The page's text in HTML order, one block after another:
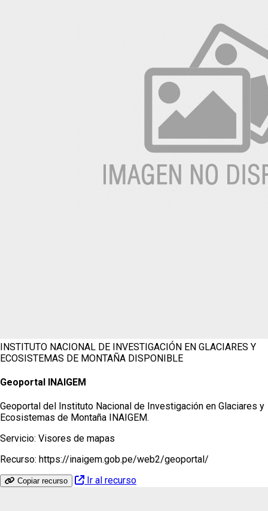
INSTITUTO NACIONAL DE INVESTIGACIÓN EN GLACIARES Y
ECOSISTEMAS DE MONTAÑA DISPONIBLE
Geoportal INAIGEM
Geoportal del Instituto Nacional de Investigación en Glaciares y
Ecosistemas de Montaña INAIGEM.
Servicio: Visores de mapas
Recurso: https://inaigem.gob.pe/web2/geoportal/
Copiar recurso Ir al recurso